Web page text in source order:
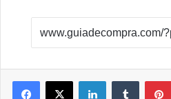
LinkedinTumblr